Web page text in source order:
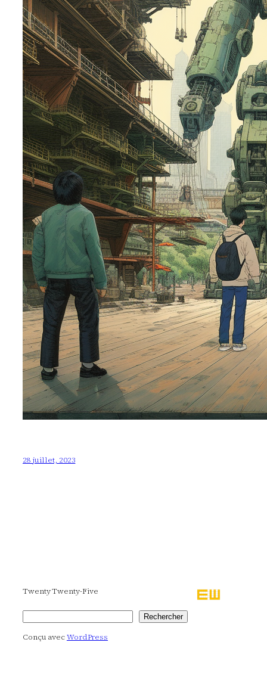
28 juillet, 2023
Twenty Twenty-Five
Rechercher Rechercher
Conçu avecWordPress